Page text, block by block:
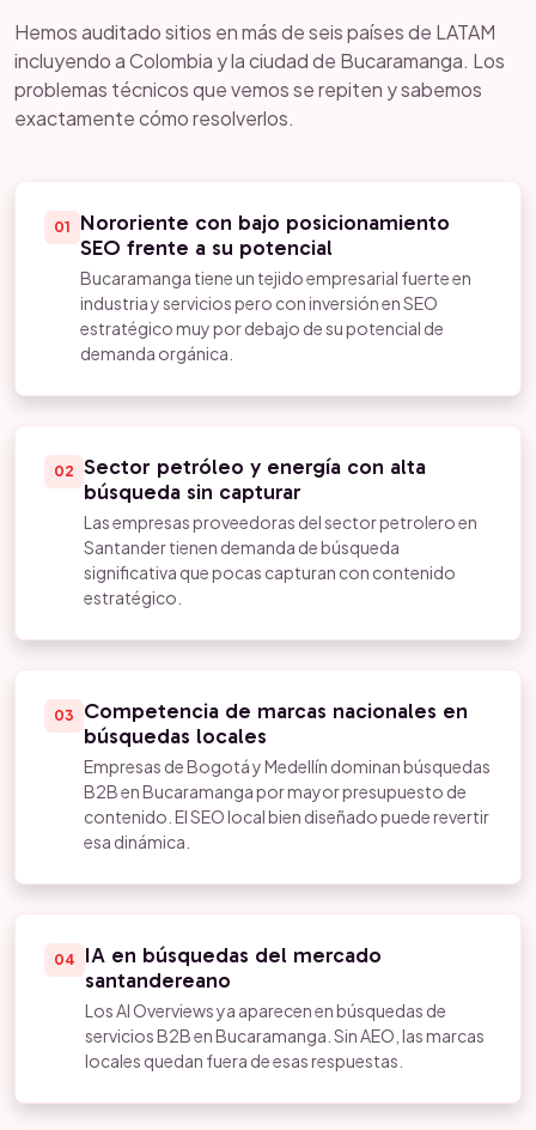
Hemos auditado sitios en más de seis países de LATAM
incluyendo a Colombia y la ciudad de Bucaramanga. Los
problemas técnicos que vemos se repiten y sabemos
exactamente cómo resolverlos.
01
Nororiente con bajo posicionamiento
SEO frente a su potencial
Bucaramanga tiene un tejido empresarial fuerte en
industria y servicios pero con inversión en SEO
estratégico muy por debajo de su potencial de
demanda orgánica.
02 Sector petróleo y energía con alta
búsqueda sin capturar
Las empresas proveedoras del sector petrolero en
Santander tienen demanda de búsqueda
significativa que pocas capturan con contenido
estratégico.
03
Competencia de marcas nacionales en
búsquedas locales
Empresas de Bogotá y Medellín dominan búsquedas
B2B en Bucaramanga por mayor presupuesto de
contenido. El SEO local bien diseñado puede revertir
esa dinámica.
04
IA en búsquedas del mercado
santandereano
Los AI Overviews ya aparecen en búsquedas de
servicios B2B en Bucaramanga. Sin AEO, las marcas
locales quedan fuera de esas respuestas.